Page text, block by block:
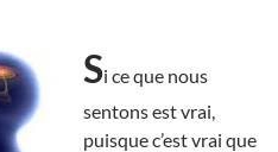
Si ce que nous
sentons est vrai,
puisque c’est vrai que